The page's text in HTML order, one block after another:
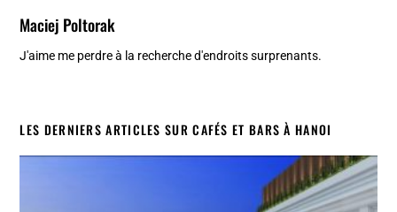
Maciej Poltorak
J'aime me perdre à la recherche d'endroits surprenants.
LES DERNIERS ARTICLES SUR CAFÉS ET BARS À HANOI